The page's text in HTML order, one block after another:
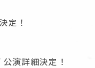
定！
演詳細決定！